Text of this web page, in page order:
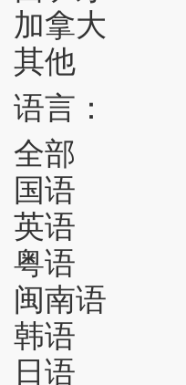
加拿大
其他
语言：
全部
国语
英语
粤语
闽南语
韩语
日语